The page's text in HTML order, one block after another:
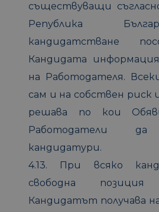
съществуващи
Република
кандидатстване
Кандидата
на Работодателя.
сам и на собствен риск
решава по кои
Работодатели да
кандидатури.
4.13. При всяко
свободна
Кандидатът получава